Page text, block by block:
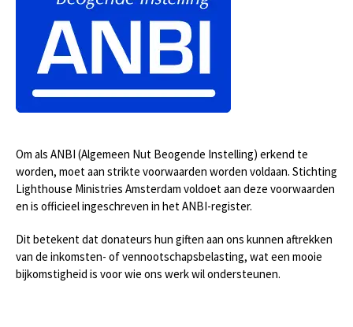
Om als ANBI (Algemeen Nut Beogende Instelling) erkend te
worden, moet aan strikte voorwaarden worden voldaan. Stichting
Lighthouse Ministries Amsterdam voldoet aan deze voorwaarden
en is officieel ingeschreven in het ANBI-register.
Dit betekent dat donateurs hun giften aan ons kunnen aftrekken
van de inkomsten- of vennootschapsbelasting, wat een mooie
bijkomstigheid is voor wie ons werk wil ondersteunen.